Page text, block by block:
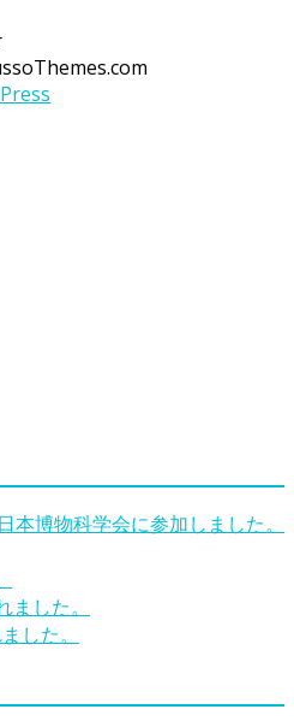
博物科学会に参加しました。
した。
した。